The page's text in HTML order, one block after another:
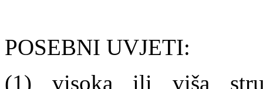
POSEBNI UVJETI:
(1) visoka ili viša